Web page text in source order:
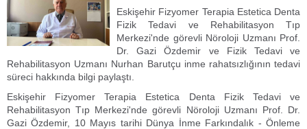
Eskişehir Fizyomer Terapia Estetica Denta
Fizik Tedavi ve Rehabilitasyon Tıp
Merkezi'nde görevli Nöroloji Uzmanı Prof.
Dr. Gazi Özdemir ve Fizik Tedavi ve
Rehabilitasyon Uzmanı Nurhan Barutçu inme rahatsızlığının tedavi
süreci hakkında bilgi paylaştı.
Eskişehir Fizyomer Terapia Estetica Denta Fizik Tedavi ve
Rehabilitasyon Tıp Merkezi'nde görevli Nöroloji Uzmanı Prof. Dr.
Gazi Özdemir, 10 Mayıs tarihi Dünya İnme Farkındalık - Önleme